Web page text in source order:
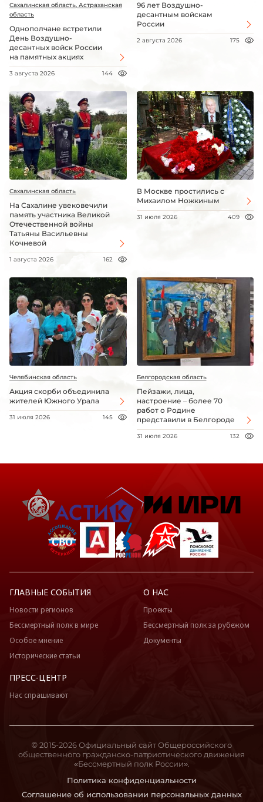
Сахалинская область, Астраханская
область
Однополчане встретили
День Воздушно-
десантных войск России
на памятных акциях
3 августа 2026 144
96 лет Воздушно-
десантным войскам
России
2 августа 2026 175
Сахалинская область
На Сахалине увековечили
память участника Великой
Отечественной войны
Татьяны Васильевны
Кочневой
1 августа 2026 162
В Москве простились с
Михаилом Ножкиным
31 июля 2026 409
Челябинская область
Акция скорби объединила
жителей Южного Урала
31 июля 2026 145
Белгородская область
Пейзажи, лица,
настроение – более 70
работ о Родине
представили в Белгороде
31 июля 2026 132
ГЛАВНЫЕ СОБЫТИЯ
Новости регионов
Бессмертный полк в мире
Особое мнение
Исторические статьи
О НАС
Проекты
Бессмертный полк за рубежом
Документы
ПРЕСС-ЦЕНТР
Нас спрашивают
Политика конфиденциальности
Соглашение об использовании персональных данных
© 2015-2026 Официальный сайт Общероссийского
общественного гражданско-патриотического движения
«Бессмертный полк России».